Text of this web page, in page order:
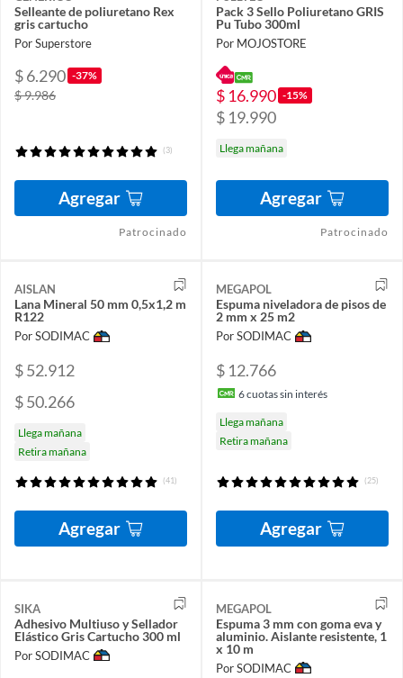
Selleante de poliuretano Rex
gris cartucho
Por Superstore
$ 6.290 -37%
$ 9.986
(3)
Agregar
Patrocinado
Pack 3 Sello Poliuretano GRIS
Pu Tubo 300ml
Por MOJOSTORE
$ 16.990 -15%
$ 19.990
Llega mañana
Agregar
Patrocinado
AISLAN
Lana Mineral 50 mm 0,5x1,2 m
R122
Por SODIMAC
$ 52.912
$ 50.266
Llega mañana
Retira mañana
(41)
Agregar
MEGAPOL
Espuma niveladora de pisos de
2 mm x 25 m2
Por SODIMAC
$ 12.766
6cuotas sin interés
Llega mañana
Retira mañana
(25)
Agregar
SIKA
Adhesivo Multiuso y Sellador
Elástico Gris Cartucho 300 ml
Por SODIMAC
MEGAPOL
Espuma 3 mm con goma eva y
aluminio. Aislante resistente, 1
x 10 m
Por SODIMAC